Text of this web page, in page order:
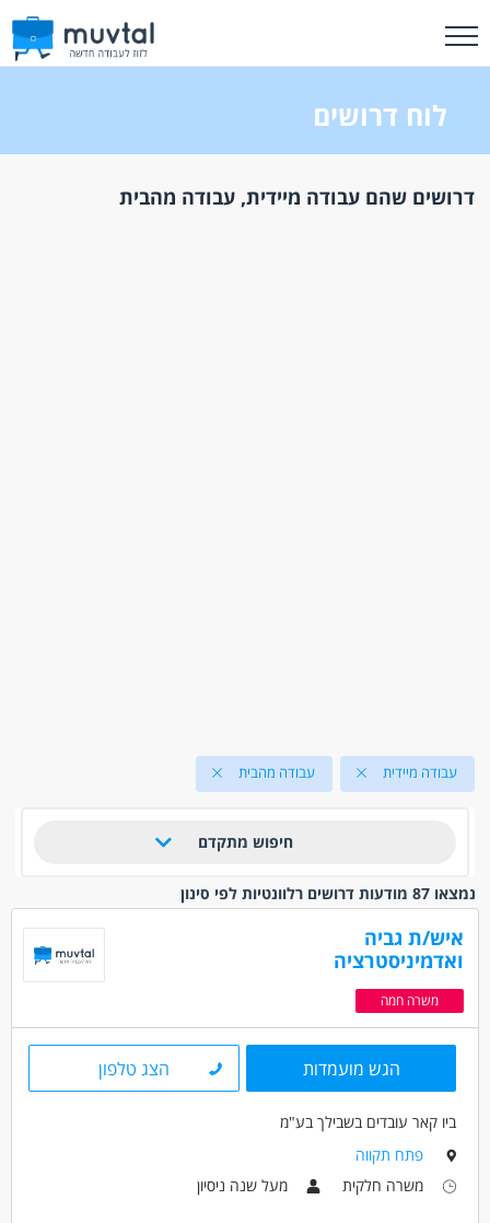
לוח דרושים
דרושים שהם עבודה מיידית, עבודה מהבית
עבודה מיידית עבודה מהבית
חיפוש מתקדם
נמצאו 87 מודעות דרושים רלוונטיות לפי סינון
איש/ת גביה
ואדמיניסטרציה
משרה חמה
הגש מועמדות הצג טלפון
ביו קאר עובדים בשבילך בע"מ
פתח תקווה
משרה חלקית
מעל שנה ניסיון